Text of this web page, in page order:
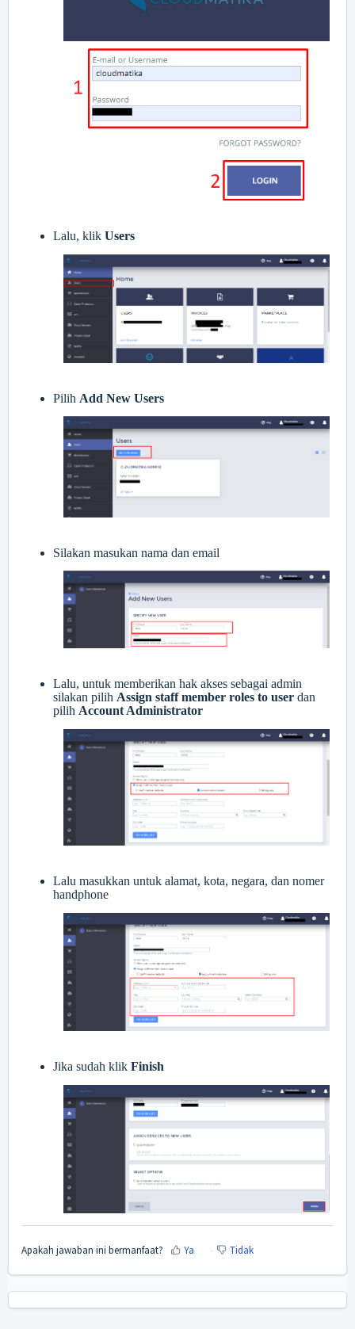
Lalu, klik Users
Pilih Add New Users
Silakan masukan nama dan email
Lalu, untuk memberikan hak akses sebagai admin
silakan pilih Assign staff member roles to user dan
pilih Account Administrator
Lalu masukkan untuk alamat, kota, negara, dan nomer
handphone
Jika sudah klik Finish
Apakah jawaban ini bermanfaat? Ya Tidak